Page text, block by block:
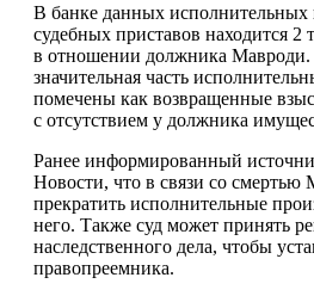
В банке данных исполнительных
судебных приставов находится 2
в отношении должника
значительная часть
помечены как возвращенные
с отсутствием у должника
Ранее информированный
Новости, что в связи со смертью
прекратить исполнительные
него. Также суд может принять
наследственного дела, чтобы
правопреемника.